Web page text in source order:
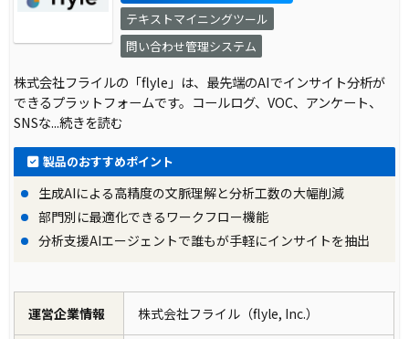
テキストマイニングツール
問い合わせ管理システム
株式会社フライルの「flyle」は、最先端のAIでインサイト分析が
できるプラットフォームです。コールログ、VOC、アンケート、
SNSな...続きを読む
製品のおすすめポイント
生成AIによる高精度の文脈理解と分析工数の大幅削減
部門別に最適化できるワークフロー機能
分析支援AIエージェントで誰もが手軽にインサイトを抽出
運営企業情報 株式会社フライル（flyle, Inc.）